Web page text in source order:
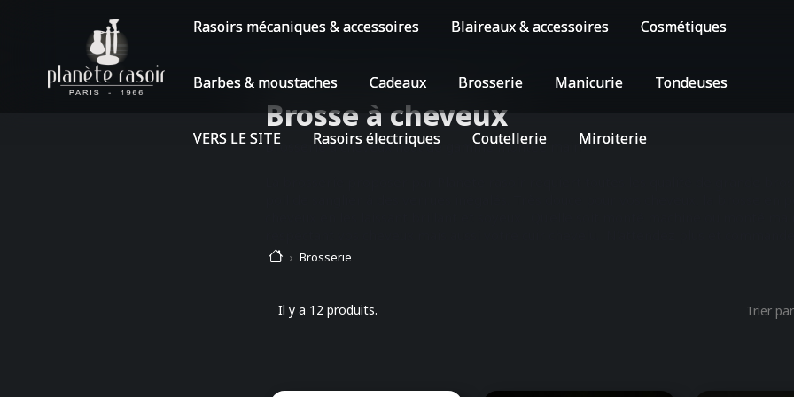
Rasoirs mécaniques & accessoires Blaireaux & accessoires Cosmétiques
Barbes & moustaches Cadeaux Brosserie Manicurie Tondeuses
VERS LE SITE Rasoirs électriques Coutellerie Miroiterie
Brosse à cheveux
Brosserie à cheveux haut de gamme montée main
Brosserie
Il y a 12 produits. Trier